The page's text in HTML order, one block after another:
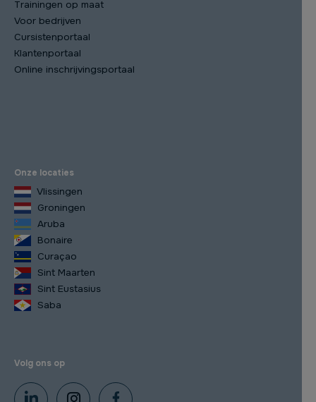
Trainingen op maat
Voor bedrijven
Cursistenportaal
Klantenportaal
Online inschrijvingsportaal
Onze locaties
Vlissingen
Groningen
Aruba
Bonaire
Curaçao
Sint Maarten
Sint Eustasius
Saba
Volg ons op